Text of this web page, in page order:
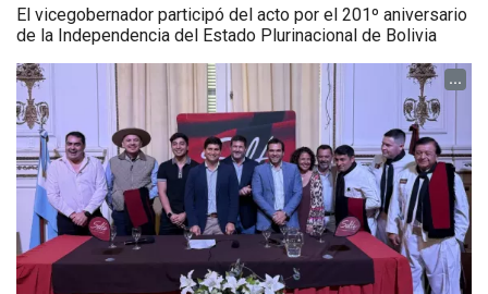
El vicegobernador participó del acto por el 201º aniversario
de la Independencia del Estado Plurinacional de Bolivia
...